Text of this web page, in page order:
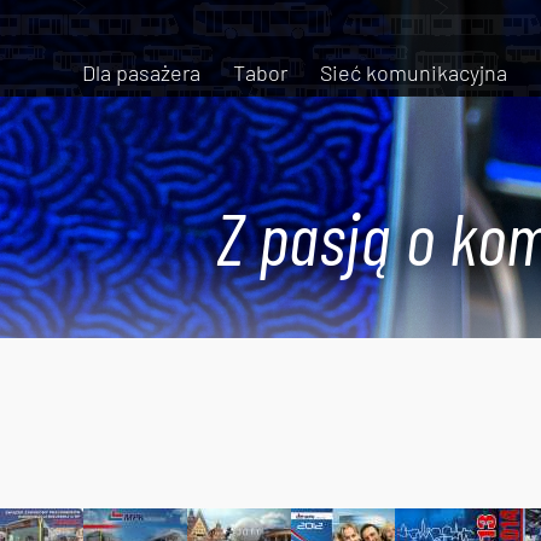
Dla pasażera Tabor Sieć komunikacyjna
Z pasją o